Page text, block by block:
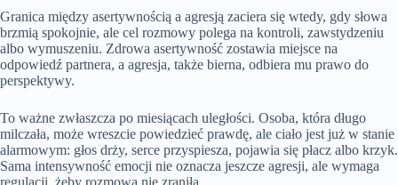
Granica między asertywnością a agresją zaciera się wtedy, gdy słowa
brzmią spokojnie, ale cel rozmowy polega na kontroli, zawstydzeniu
albo wymuszeniu. Zdrowa asertywność zostawia miejsce na
odpowiedź partnera, a agresja, także bierna, odbiera mu prawo do
perspektywy.
To ważne zwłaszcza po miesiącach uległości. Osoba, która długo
milczała, może wreszcie powiedzieć prawdę, ale ciało jest już w stanie
alarmowym: głos drży, serce przyspiesza, pojawia się płacz albo krzyk.
Sama intensywność emocji nie oznacza jeszcze agresji, ale wymaga
regulacji, żeby rozmowa nie zraniła.